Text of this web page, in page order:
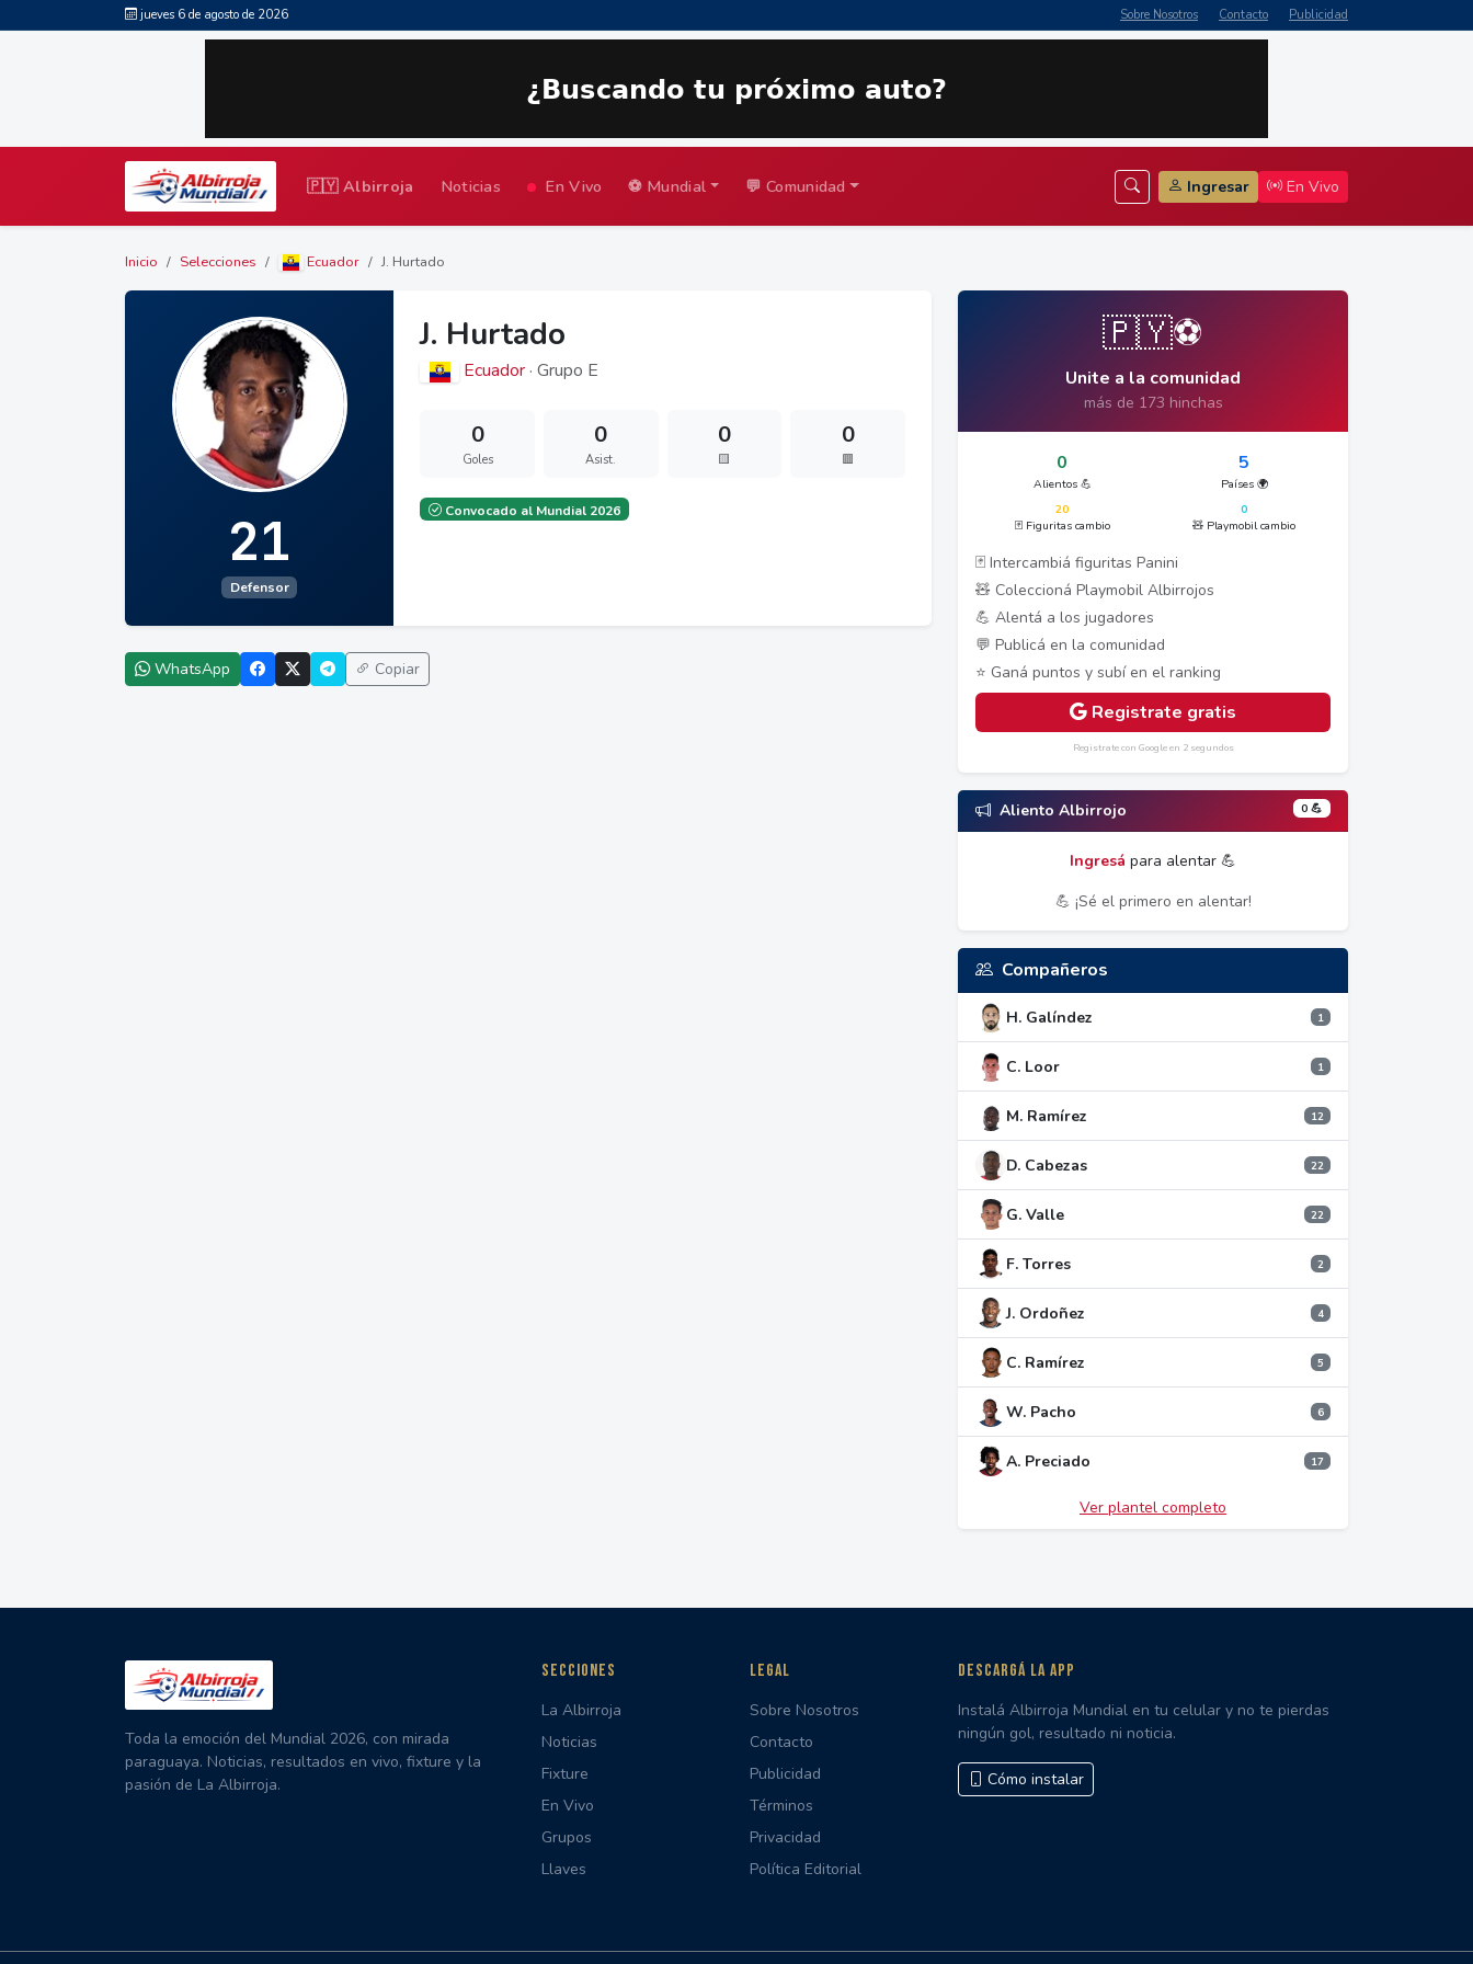
jueves 6 de agosto de 2026 Sobre Nosotros Contacto Publicidad
🇵🇾 Albirroja Noticias En Vivo ⚽ Mundial 💬 Comunidad Ingresar En Vivo
Inicio Selecciones Ecuador J. Hurtado
21
Defensor
J. Hurtado
Ecuador· Grupo E
0
Goles
0
Asist.
0
🟨
0
🟥
Convocado al Mundial 2026
WhatsApp Copiar
🇵🇾⚽
Unite a la comunidad
más de 173 hinchas
0
Alientos 💪
5
Países 🌍
20
🃏 Figuritas cambio
0
🧸 Playmobil cambio
🃏 Intercambiá figuritas Panini
🧸 Coleccioná Playmobil Albirrojos
💪 Alentá a los jugadores
💬 Publicá en la comunidad
⭐ Ganá puntos y subí en el ranking
Registrate gratis
Registrate con Google en 2 segundos
Aliento Albirrojo 0 💪
Ingresá para alentar 💪
💪 ¡Sé el primero en alentar!
Compañeros
H. Galíndez 1
C. Loor 1
M. Ramírez 12
D. Cabezas 22
G. Valle 22
F. Torres 2
J. Ordoñez 4
C. Ramírez 5
W. Pacho 6
A. Preciado 17
Ver plantel completo
Toda la emoción del Mundial 2026, con mirada
paraguaya. Noticias, resultados en vivo, fixture y la
pasión de La Albirroja.
SECCIONES
La Albirroja
Noticias
Fixture
En Vivo
Grupos
Llaves
LEGAL
Sobre Nosotros
Contacto
Publicidad
Términos
Privacidad
Política Editorial
DESCARGÁ LA APP
Instalá Albirroja Mundial en tu celular y no te pierdas
ningún gol, resultado ni noticia.
Cómo instalar